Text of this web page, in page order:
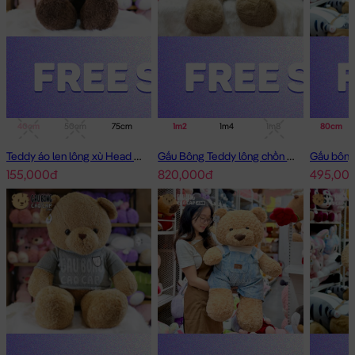
75cm 1m 1m4
Teddy áo len lông xù Head and Tales
155,000đ
1m2 1m4
Gấu Bông Teddy lông chồn cao cấp
820,000đ
80cm